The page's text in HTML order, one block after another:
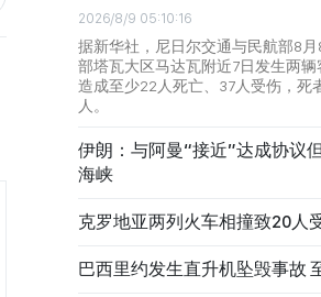
2026/8/9 05:10:16
据新华社，尼日尔交通与民航部8
部塔瓦大区马达瓦附近7日发生两辆
造成至少22人死亡、37人受伤，死
人。
伊朗：与阿曼“接近”达成协议
海峡
克罗地亚两列火车相撞致20人
巴西里约发生直升机坠毁事故